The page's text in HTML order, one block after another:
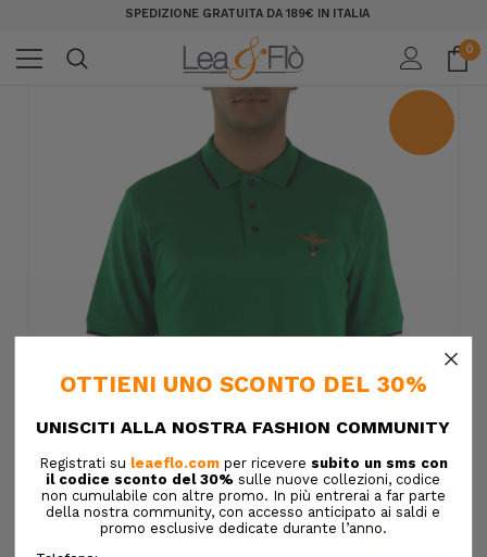
SPEDIZIONE GRATUITA DA 189€ IN ITALIA
0
×